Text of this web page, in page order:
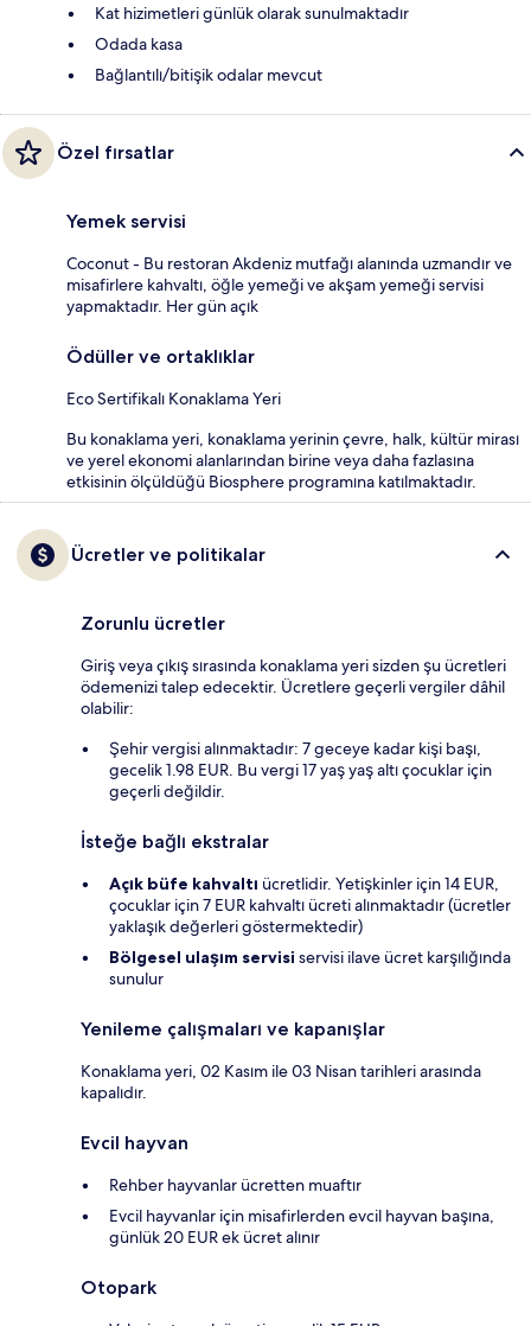
Kat hizimetleri günlük olarak sunulmaktadır
Odada kasa
Bağlantılı/bitişik odalar mevcut
Özel fırsatlar
Yemek servisi
Coconut - Bu restoran Akdeniz mutfağı alanında uzmandır ve
misafirlere kahvaltı, öğle yemeği ve akşam yemeği servisi
yapmaktadır. Her gün açık
Ödüller ve ortaklıklar
Eco Sertifikalı Konaklama Yeri
Bu konaklama yeri, konaklama yerinin çevre, halk, kültür mirası
ve yerel ekonomi alanlarından birine veya daha fazlasına
etkisinin ölçüldüğü Biosphere programına katılmaktadır.
Ücretler ve politikalar
Zorunlu ücretler
Giriş veya çıkış sırasında konaklama yeri sizden şu ücretleri
ödemenizi talep edecektir. Ücretlere geçerli vergiler dâhil
olabilir:
Şehir vergisi alınmaktadır: 7 geceye kadar kişi başı,
gecelik 1.98 EUR. Bu vergi 17 yaş yaş altı çocuklar için
geçerli değildir.
İsteğe bağlı ekstralar
Açık büfe kahvaltı ücretlidir. Yetişkinler için 14 EUR,
çocuklar için 7 EUR kahvaltı ücreti alınmaktadır (ücretler
yaklaşık değerleri göstermektedir)
Bölgesel ulaşım servisi servisi ilave ücret karşılığında
sunulur
Yenileme çalışmaları ve kapanışlar
Konaklama yeri, 02 Kasım ile 03 Nisan tarihleri arasında
kapalıdır.
Evcil hayvan
Rehber hayvanlar ücretten muaftır
Evcil hayvanlar için misafirlerden evcil hayvan başına,
günlük 20 EUR ek ücret alınır
Otopark